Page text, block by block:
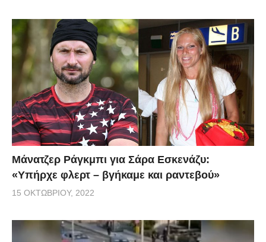
Μάνατζερ Ράγκμπι για Σάρα Εσκενάζυ:
«Υπήρχε φλερτ – βγήκαμε και ραντεβού»
15 ΟΚΤΩΒΡΊΟΥ, 2022